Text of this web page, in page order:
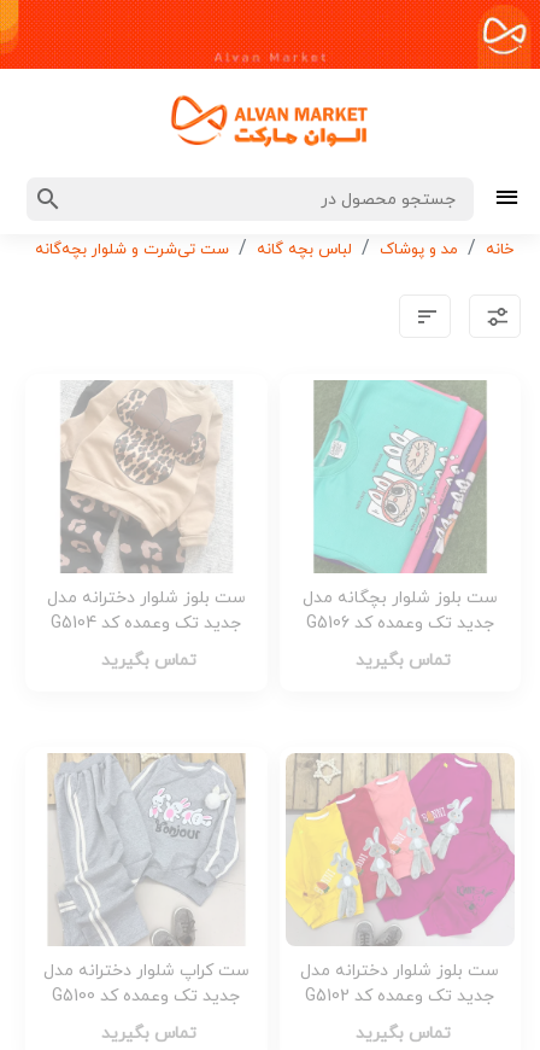
خانه مد و پوشاک لباس بچه گانه ست تی‌شرت و شلوار بچه‌گانه
ست بلوز شلوار بچگانه مدل
جدید تک وعمده کد G5106
تماس بگیرید
ست بلوز شلوار دخترانه مدل
جدید تک وعمده کد G5104
تماس بگیرید
ست بلوز شلوار دخترانه مدل
جدید تک وعمده کد G5102
تماس بگیرید
ست کراپ شلوار دخترانه مدل
جدید تک وعمده کد G5100
تماس بگیرید